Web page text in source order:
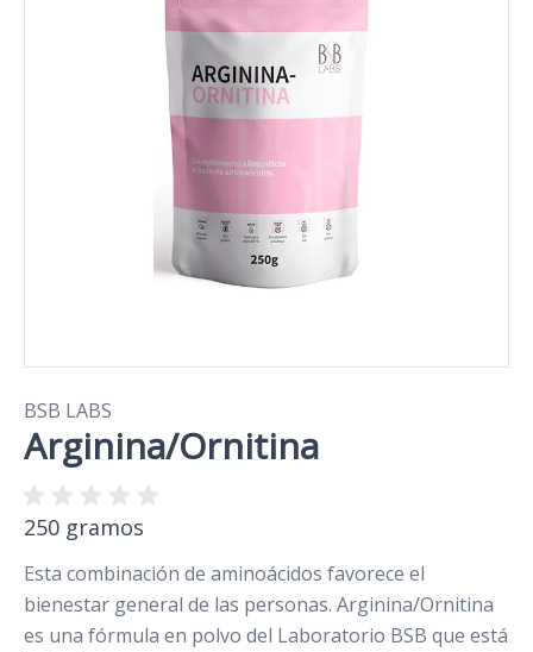
BSB LABS
Arginina/Ornitina
250 gramos
Esta combinación de aminoácidos favorece el
bienestar general de las personas. Arginina/Ornitina
es una fórmula en polvo del Laboratorio BSB que está